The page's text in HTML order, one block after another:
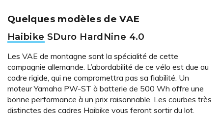
Quelques modèles de VAE
Haibike SDuro HardNine 4.0
Les VAE de montagne sont la spécialité de cette
compagnie allemande. L’abordabilité de ce vélo est due au
cadre rigide, qui ne compromettra pas sa fiabilité. Un
moteur Yamaha PW-ST à batterie de 500 Wh offre une
bonne performance à un prix raisonnable. Les courbes très
distinctes des cadres Haibike vous feront sortir du lot.